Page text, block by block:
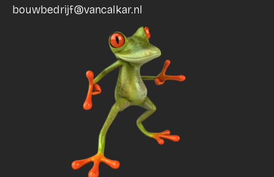
bouwbedrijf@vancalkar.nl